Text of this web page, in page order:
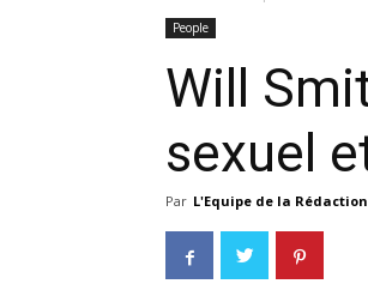
People
Will
sexuel
Par L'Equipe de la Rédaction